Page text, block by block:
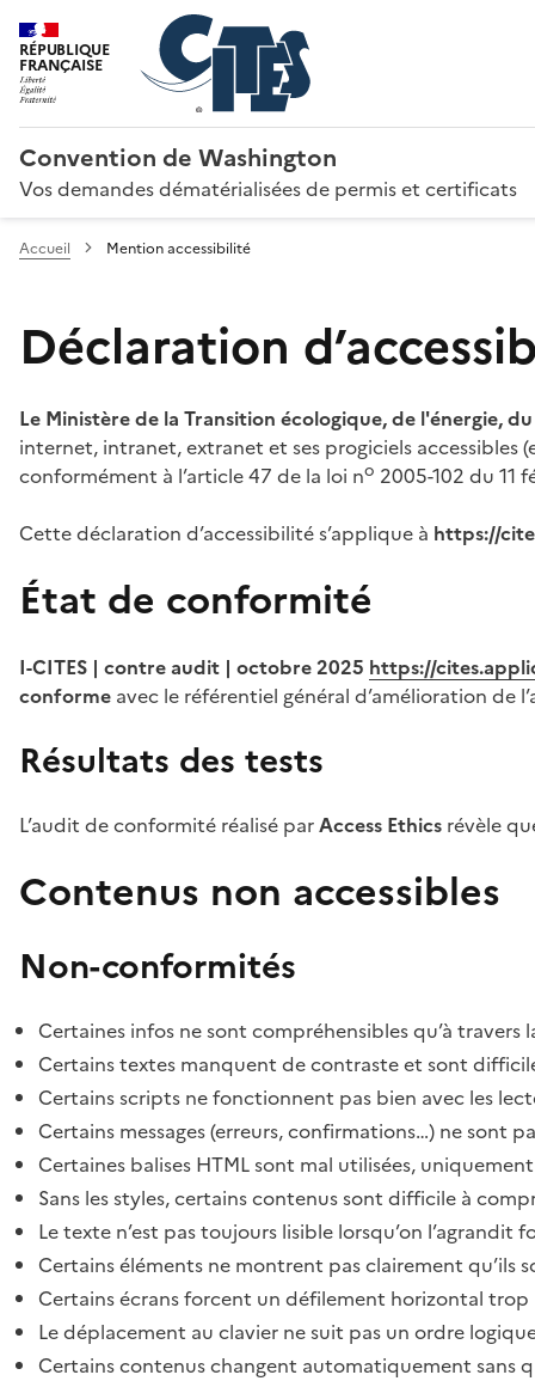
RÉPUBLIQUE
FRANÇAISE
Convention de Washington
Vos demandes dématérialisées de permis et certificats
Accueil Mention accessibilité
Déclaration
Le Ministère de la Transition écologique, de l'énergie,
internet, intranet, extranet et ses progiciels
conformément à l’article 47 de la loi no 2005-102 du 11
Cette déclaration d’accessibilité s’applique à https://
État de conformité
I-CITES | contre audit | octobre 2025 https://
conforme avec le référentiel général d’amélioration de
Résultats des tests
L’audit de conformité réalisé parAccess Ethics révèle
Contenus non accessibles
Non-conformités
Certaines infos ne sont compréhensibles qu’à travers
Certains textes manquent de contraste et sont
Certains scripts ne fonctionnent pas bien avec les
Certains messages (erreurs, confirmations…) ne sont
Certaines balises HTML sont mal utilisées,
Sans les styles, certains contenus sont difficile à
Le texte n’est pas toujours lisible lorsqu’on l’agrandit
Certains éléments ne montrent pas clairement qu’ils
Certains écrans forcent un défilement horizontal
Le déplacement au clavier ne suit pas un ordre
Certains contenus changent automatiquement sans